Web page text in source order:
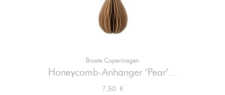
Broste Copenhagen
Honeycomb-Anhänger "Pear"...
Preis
7,50 €